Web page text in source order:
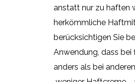
anstatt nur zu haften
herkömmliche
berücksichtigen Sie
Anwendung, dass bei
anders als bei